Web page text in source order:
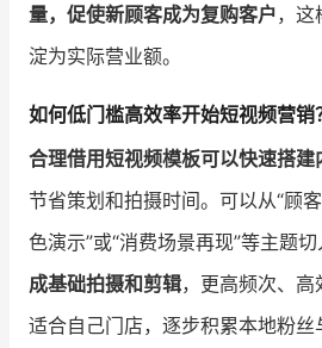
量，促使新顾客成为复购客户，这
淀为实际营业额。
如何低门槛高效率开始短视频营销
合理借用短视频模板可以快速搭建
节省策划和拍摄时间。可以从“顾
色演示”或“消费场景再现”等主题切
成基础拍摄和剪辑，更高频次、
适合自己门店，逐步积累本地粉丝